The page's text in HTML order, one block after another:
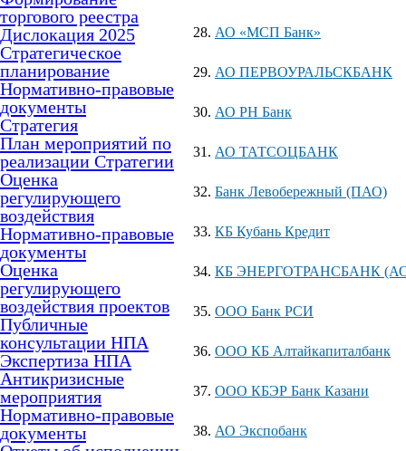
торгового реестра
Дислокация 2025
Стратегическое
планирование
Нормативно-правовые
документы
Стратегия
План мероприятий по
реализации Стратегии
Оценка
регулирующего
воздействия
Нормативно-правовые
документы
Оценка
регулирующего
воздействия проектов
Публичные
консультации НПА
Экспертиза НПА
Антикризисные
мероприятия
Нормативно-правовые
документы
АО «МСП Банк»
АО ПЕРВОУРАЛЬСКБАНК
АО РН Банк
АО ТАТСОЦБАНК
Банк Левобережный (ПАО)
КБ Кубань Кредит
КБ ЭНЕРГОТРАНСБАНК
ООО Банк РСИ
ООО КБ Алтайкапиталбанк
ООО КБЭР Банк Казани
АО Экспобанк